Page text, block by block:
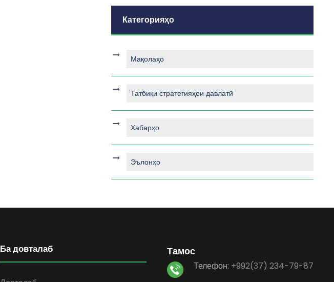
Категорияҳо
Мақолаҳо
Татбиқи стратегияҳои давлатӣ
Хабарҳо
Эълонҳо
Ба довталаб Тамос
Телефон: +992(37) 234-79-87